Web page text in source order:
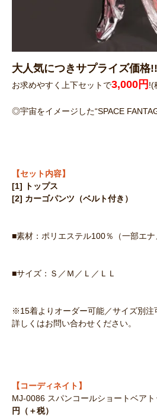
大人気につきサプライズ価格!!
お求めやすく上下セットで3,000円 !(
◎宇宙をイメージした“SPACE
【セット内容】
[1] トップス
[2] カーゴパンツ（ベルト付き）
■素材：ポリエステル100％（一部エナ
■サイズ：Ｓ／Ｍ／Ｌ／ＬＬ
※15着よりオーダー可能／サイズ別注
詳しくはお問い合わせください。
【コーディネイト】
MJ-0086 スパンコールショートベア
円（＋税）